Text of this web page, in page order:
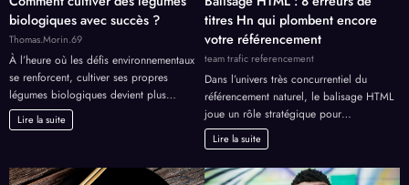
biologiques avec succès ?
Thomas.Morin.69
À l’heure où les défis environnementaux
se renforcent, cultiver ses propres
légumes biologiques devient plus…
Lire la suite
titres Hn qui plombent encore
votre référencement
team trafic referencement
Dans l’univers très concurrentiel du
référencement naturel, le balisage HTML
joue un rôle stratégique pour…
Lire la suite